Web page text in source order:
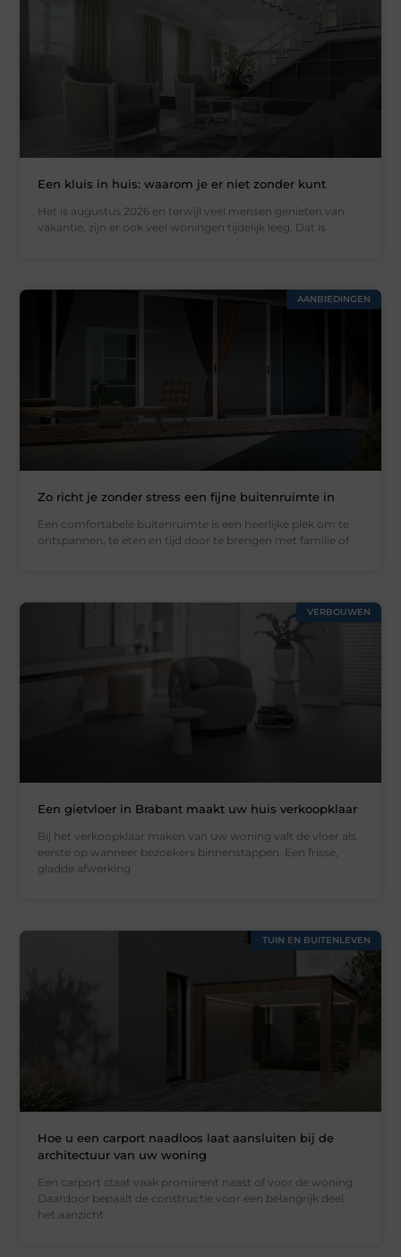
Een kluis in huis: waarom je er niet zonder kunt
Het is augustus 2026 en terwijl veel mensen genieten van
vakantie, zijn er ook veel woningen tijdelijk leeg. Dat is
AANBIEDINGEN
Zo richt je zonder stress een fijne buitenruimte in
Een comfortabele buitenruimte is een heerlijke plek om te
ontspannen, te eten en tijd door te brengen met familie of
VERBOUWEN
Een gietvloer in Brabant maakt uw huis verkoopklaar
Bij het verkoopklaar maken van uw woning valt de vloer als
eerste op wanneer bezoekers binnenstappen. Een frisse,
gladde afwerking
TUIN EN BUITENLEVEN
Hoe u een carport naadloos laat aansluiten bij de
architectuur van uw woning
Een carport staat vaak prominent naast of voor de woning.
Daardoor bepaalt de constructie voor een belangrijk deel
het aanzicht